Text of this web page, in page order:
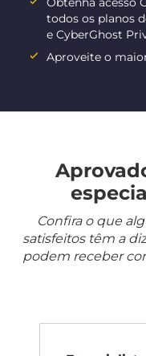
todos os planos
e CyberGhost
Aproveite o
Confira o que
satisfeitos têm a
podem receber